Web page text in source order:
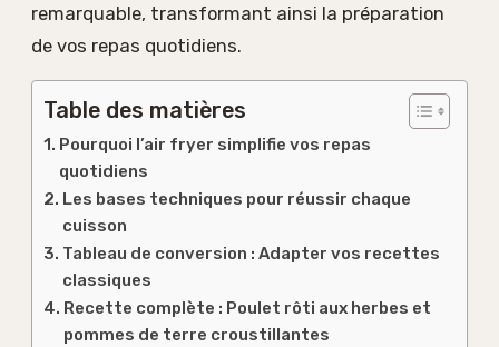
remarquable, transformant ainsi la préparation
de vos repas quotidiens.
Table des matières
Pourquoi l’air fryer simplifie vos repas
quotidiens
Les bases techniques pour réussir chaque
cuisson
Tableau de conversion : Adapter vos recettes
classiques
Recette complète : Poulet rôti aux herbes et
pommes de terre croustillantes